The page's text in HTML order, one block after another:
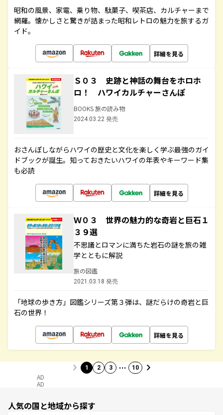
昭和の風景、家電、乗り物、駄菓子、喫茶店、カルチャーまで
網羅。懐かしさと驚きが詰まった昭和レトロの魅力を旅するガ
イド。
詳細を見る
Ｓ０３ 史跡と神話の舞台をホロホ
ロ！ ハワイカルチャーさんぽ
BOOKS 旅の読み物
2024.03.22 発売
おさんぽしながらハワイの歴史と文化を楽しく学ぶ最強のガイ
ドブックが誕生。知っておきたいハワイの年表やキーワード集
も必読
詳細を見る
Ｗ０３ 世界の魅力的な奇岩と巨石１
３９選
不思議とロマンに満ちた岩石の謎を旅の雑
学とともに解説
旅の図鑑
2021.03.18 発売
「地球の歩き方」図鑑シリーズ第３弾は、謎だらけの奇岩と巨
石の世界！
詳細を見る
1 2 3 … 10
AD
AD
人気の国と地域から探す